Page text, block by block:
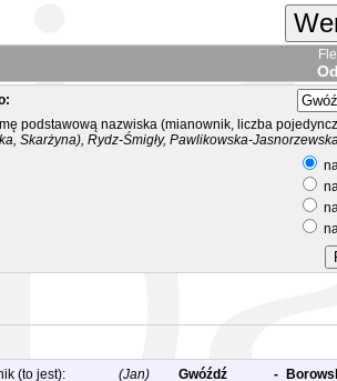
podstawową nazwiska (mianownik, liczba
Skarżyna), Rydz-Śmigły, Pawlikowska-
(to jest): (Jan) Gwóźdź -